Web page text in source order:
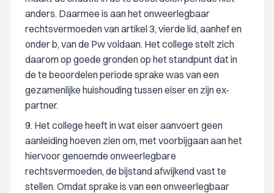
anders. Daarmee is aan het onweerlegbaar
rechtsvermoeden van artikel 3, vierde lid, aanhef en
onder b, van de Pw voldaan. Het college stelt zich
daarom op goede gronden op het standpunt dat in
de te beoordelen periode sprake was van een
gezamenlijke huishouding tussen eiser en zijn ex-
partner.
9. Het college heeft in wat eiser aanvoert geen
aanleiding hoeven zien om, met voorbijgaan aan het
hiervoor genoemde onweerlegbare
rechtsvermoeden, de bijstand afwijkend vast te
stellen. Omdat sprake is van een onweerlegbaar